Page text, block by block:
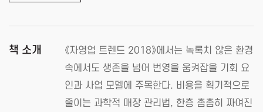
책 소개
《자영업 트렌드 2018》에서는 녹록치 않은 환경
속에서도 생존을 넘어 번영을 움켜잡을 기회 요
인과 사업 모델에 주목한다. 비용을 획기적으로
줄이는 과학적 매장 관리법, 한층 촘촘히 짜여진